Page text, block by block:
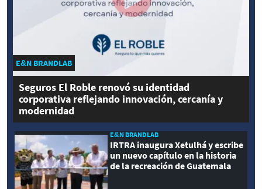
E&N BRANDLAB
Seguros El Roble renovó su identidad
corporativa reflejando innovación, cercanía y
modernidad
E&N BRANDLAB
IRTRA inaugura Xetulhá y escribe
un nuevo capítulo en la historia
de la recreación de Guatemala